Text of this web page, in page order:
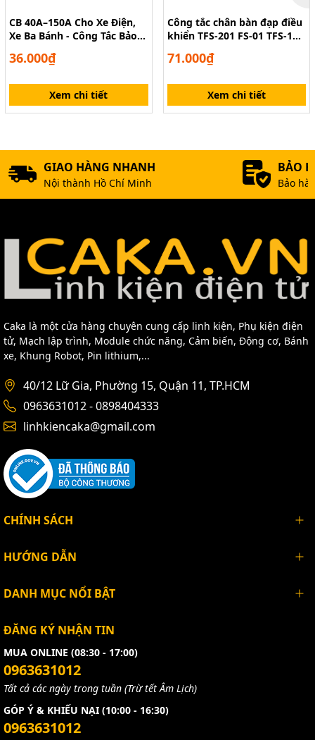
CB 40A–150A Cho Xe Điện,
Xe Ba Bánh - Công Tắc Bảo
36.000₫
Xem chi tiết
Công tắc chân bàn đạp điều
khiển TFS-201 FS-01 TFS-1
71.000₫
Xem chi tiết
GIAO HÀNG NHANH
Nội thành Hồ Chí Minh
BẢO
Bảo
Caka là một cửa hàng chuyên cung cấp linh kiện, Phụ kiện điện
tử, Mạch lập trình, Module chức năng, Cảm biến, Động cơ, Bánh
xe, Khung Robot, Pin lithium,...
40/12 Lữ Gia, Phường 15, Quận 11, TP.HCM
0963631012 - 0898404333
linhkiencaka@gmail.com
CHÍNH SÁCH
HƯỚNG DẪN
DANH MỤC NỔI BẬT
ĐĂNG KÝ NHẬN TIN
MUA ONLINE (08:30 - 17:00)
0963631012
Tất cả các ngày trong tuần (Trừ tết Âm Lịch)
GÓP Ý & KHIẾU NẠI (10:00 - 16:30)
0963631012